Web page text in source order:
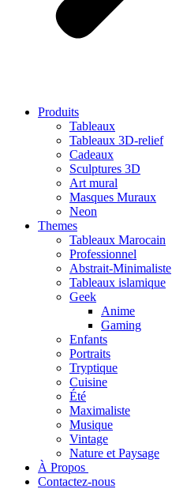
Produits
Tableaux
Tableaux 3D-relief
Cadeaux
Sculptures 3D
Art mural
Masques Muraux
Neon
Themes
Tableaux Marocain
Professionnel
Abstrait-Minimaliste
Tableaux islamique
Geek
Anime
Gaming
Enfants
Portraits
Tryptique
Cuisine
Été
Maximaliste
Musique
Vintage
Nature et Paysage
À Propos ​
Contactez-nous